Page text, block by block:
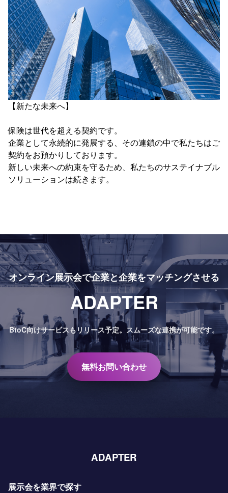
【新たな未来へ】
保険は世代を超える契約です。
企業として永続的に発展する、その連鎖の中で私たちはご
契約をお預かりしております。
新しい未来への約束を守るため、私たちのサステイナブル
ソリューションは続きます。
オンライン展示会で企業と企業をマッチングさせる
ADAPTER
BtoC向けサービスもリリース予定。 スムーズな連携が可能です。
無料お問い合わせ
ADAPTER
展示会を業界で探す